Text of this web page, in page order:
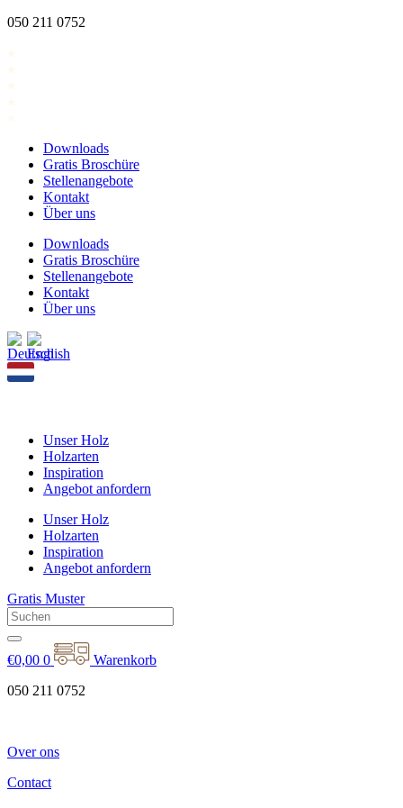
Zum
050 211 0752
Downloads
Gratis Broschüre
Stellenangebote
Kontakt
Über uns
Downloads
Gratis Broschüre
Stellenangebote
Kontakt
Über uns
Unser Holz
Holzarten
Inspiration
Angebot anfordern
Unser Holz
Holzarten
Inspiration
Angebot anfordern
Gratis Muster
€0,00 0
Warenkorb
050 211 0752
Over ons
Contact